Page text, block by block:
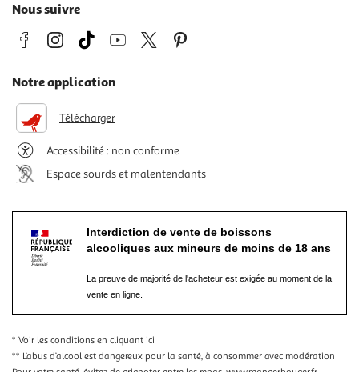
Nous suivre
Notre application
Télécharger
Accessibilité : non conforme
Espace sourds et malentendants
Interdiction de vente de boissons
alcooliques aux mineurs de moins de 18 ans
La preuve de majorité de l'acheteur est exigée au moment de la
vente en ligne.
* Voir les conditions en cliquant ici
** L’abus d’alcool est dangereux pour la santé, à consommer avec modération